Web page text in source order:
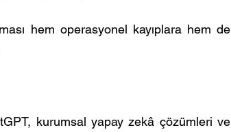
hem operasyonel kayıplara hem de
kurumsal yapay zekâ çözümleri ve